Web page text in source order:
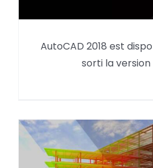
AutoCAD 2018
AutoCAD 2018 est
sorti la version